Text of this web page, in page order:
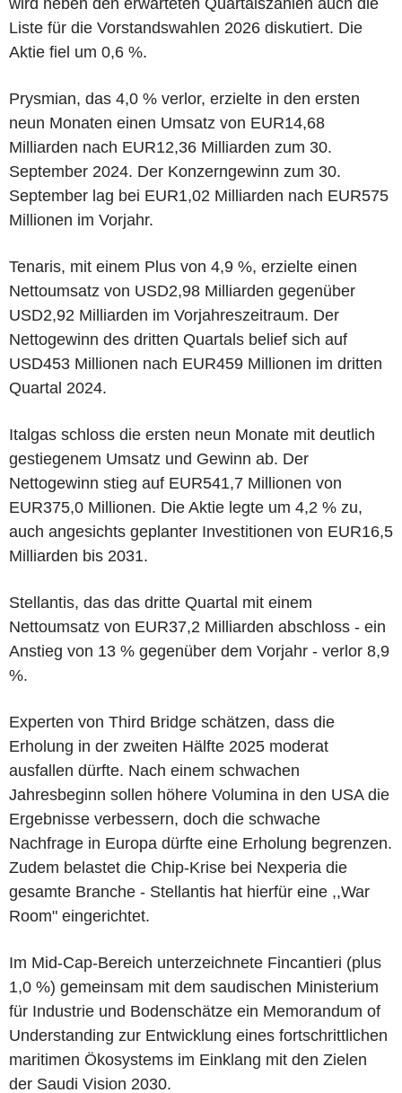
wird neben den erwarteten Quartalszahlen auch die
Liste für die Vorstandswahlen 2026 diskutiert. Die
Aktie fiel um 0,6 %.
Prysmian, das 4,0 % verlor, erzielte in den ersten
neun Monaten einen Umsatz von EUR14,68
Milliarden nach EUR12,36 Milliarden zum 30.
September 2024. Der Konzerngewinn zum 30.
September lag bei EUR1,02 Milliarden nach EUR575
Millionen im Vorjahr.
Tenaris, mit einem Plus von 4,9 %, erzielte einen
Nettoumsatz von USD2,98 Milliarden gegenüber
USD2,92 Milliarden im Vorjahreszeitraum. Der
Nettogewinn des dritten Quartals belief sich auf
USD453 Millionen nach EUR459 Millionen im dritten
Quartal 2024.
Italgas schloss die ersten neun Monate mit deutlich
gestiegenem Umsatz und Gewinn ab. Der
Nettogewinn stieg auf EUR541,7 Millionen von
EUR375,0 Millionen. Die Aktie legte um 4,2 % zu,
auch angesichts geplanter Investitionen von EUR16,5
Milliarden bis 2031.
Stellantis, das das dritte Quartal mit einem
Nettoumsatz von EUR37,2 Milliarden abschloss - ein
Anstieg von 13 % gegenüber dem Vorjahr - verlor 8,9
%.
Experten von Third Bridge schätzen, dass die
Erholung in der zweiten Hälfte 2025 moderat
ausfallen dürfte. Nach einem schwachen
Jahresbeginn sollen höhere Volumina in den USA die
Ergebnisse verbessern, doch die schwache
Nachfrage in Europa dürfte eine Erholung begrenzen.
Zudem belastet die Chip-Krise bei Nexperia die
gesamte Branche - Stellantis hat hierfür eine ,,War
Room" eingerichtet.
Im Mid-Cap-Bereich unterzeichnete Fincantieri (plus
1,0 %) gemeinsam mit dem saudischen Ministerium
für Industrie und Bodenschätze ein Memorandum of
Understanding zur Entwicklung eines fortschrittlichen
maritimen Ökosystems im Einklang mit den Zielen
der Saudi Vision 2030.